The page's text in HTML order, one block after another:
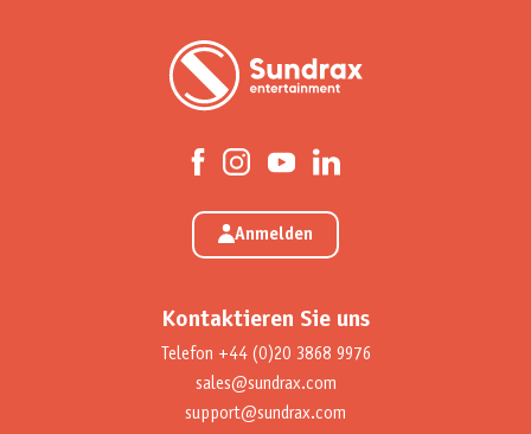
Anmelden
Kontaktieren Sie uns
Telefon +44 (0)20 3868 9976
sales@sundrax.com
support@sundrax.com